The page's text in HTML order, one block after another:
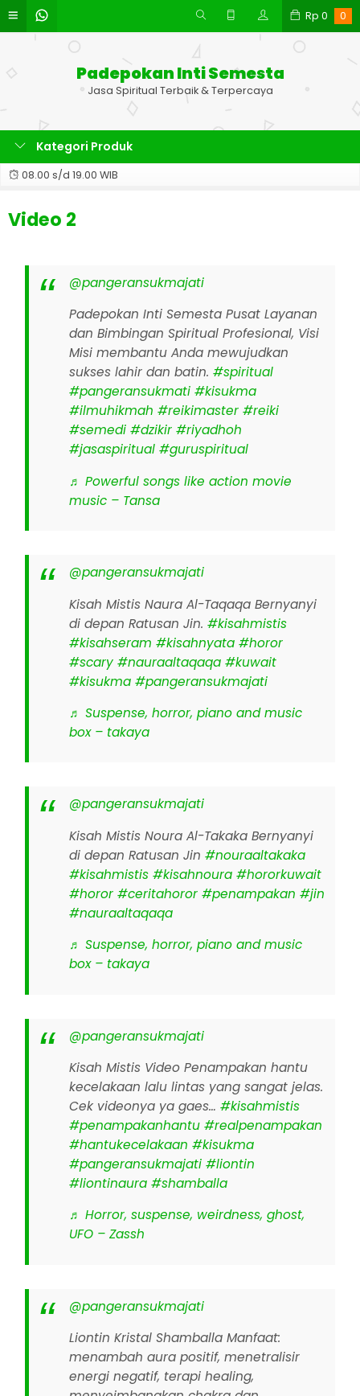
Rp 0 0
Padepokan Inti Semesta
Jasa Spiritual Terbaik & Terpercaya
Kategori Produk
08.00 s/d 19.00 WIB
Video 2
@pangeransukmajati
Padepokan Inti Semesta Pusat Layanan
dan Bimbingan Spiritual Profesional, Visi
Misi membantu Anda mewujudkan
sukses lahir dan batin.#spiritual
#pangeransukmati #kisukma
#ilmuhikmah #reikimaster #reiki
#semedi #dzikir #riyadhoh
#jasaspiritual #guruspiritual
♬ Powerful songs like action movie
music – Tansa
@pangeransukmajati
Kisah Mistis Naura Al-Taqaqa Bernyanyi
di depan Ratusan Jin.#kisahmistis
#kisahseram #kisahnyata #horor
#scary #nauraaltaqaqa #kuwait
#kisukma #pangeransukmajati
♬ Suspense, horror, piano and music
box – takaya
@pangeransukmajati
Kisah Mistis Noura Al-Takaka Bernyanyi
di depan Ratusan Jin#nouraaltakaka
#kisahmistis #kisahnoura #hororkuwait
#horor #ceritahoror #penampakan #jin
#nauraaltaqaqa
♬ Suspense, horror, piano and music
box – takaya
@pangeransukmajati
Kisah Mistis Video Penampakan hantu
kecelakaan lalu lintas yang sangat jelas.
Cek videonya ya gaes…#kisahmistis
#penampakanhantu #realpenampakan
#hantukecelakaan #kisukma
#pangeransukmajati #liontin
#liontinaura #shamballa
♬ Horror, suspense, weirdness, ghost,
UFO – Zassh
@pangeransukmajati
Liontin Kristal Shamballa Manfaat:
menambah aura positif, menetralisir
energi negatif, terapi healing,